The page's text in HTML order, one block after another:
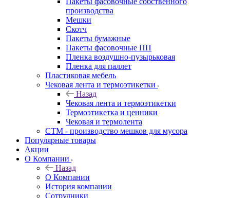
производства
Мешки
Скотч
Пакеты бумажные
Пакеты фасовочные ПП
Пленка воздушно-пузырьковая
Пленка для паллет
Пластиковая мебель
Чековая лента и термоэтикетки
Назад
Чековая лента и термоэтикетки
Термоэтикетка и ценники
Чековая и термолента
СТМ - производство мешков для мусора
Популярные товары
Акции
О Компании
Назад
О Компании
История компании
Сотрудники